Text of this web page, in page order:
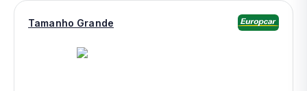
Tamanho Grande